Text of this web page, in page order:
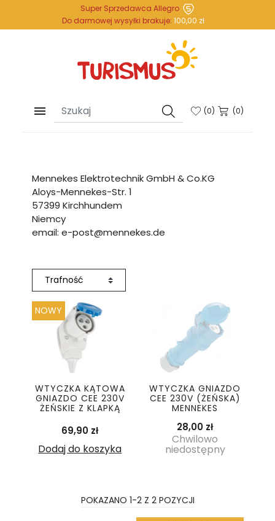
Do darmowej wysyłki brakuje: 100,00 zł
Super Sprzedawca Allegro
 (0) (0)
Mennekes Elektrotechnik GmbH & Co.KG
Aloys-Mennekes-Str. 1
57399 Kirchhundem
Niemcy
email: e-post@mennekes.de
WTYCZKA KĄTOWA
GNIAZDO CEE 230V
ŻEŃSKIE Z KLAPKĄ
69,90 złCena
Dodaj do koszyka
NOWY
WTYCZKA GNIAZDO
CEE 230V (ŻEŃSKA)
MENNEKES
28,00 złCena
Chwilowo
niedostępny
POKAZANO 1-2 Z 2 POZYCJI